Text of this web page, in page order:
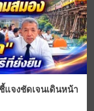
จงชัดเจนเดินหน้า